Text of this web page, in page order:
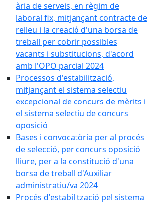
ària de serveis, en règim de
laboral fix, mitjançant contracte de
relleu i la creació d'una borsa de
treball per cobrir possibles
vacants i substitucions, d'acord
amb l'OPO parcial 2024
Processos d'estabilització,
mitjançant el sistema selectiu
excepcional de concurs de mèrits i
el sistema selectiu de concurs
oposició
Bases i convocatòria per al procés
de selecció, per concurs oposició
lliure, per a la constitució d'una
borsa de treball d'Auxiliar
administratiu/va 2024
Procés d'estabilització pel sistema